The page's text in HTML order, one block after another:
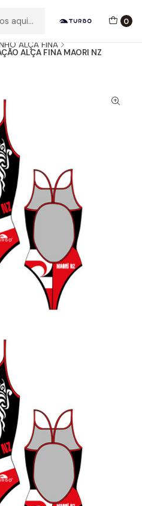
0
ALÇA FINA
ALÇA FINA MAORI NZ